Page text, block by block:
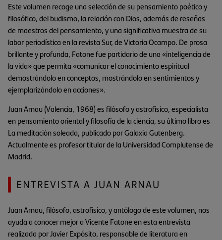
Este volumen recoge una selección de su pensamiento poético y
filosófico, del budismo, la relación con Dios, además de reseñas
de maestros del pensamiento, y una significativa muestra de su
labor periodística en la revista Sur, de Victoria Ocampo. De prosa
brillante y profunda, Fatone fue partidario de una «inteligencia de
la vida» que permita «comunicar el conocimiento espiritual
demostrándolo en conceptos, mostrándolo en sentimientos y
ejemplarizándolo en acciones».
Juan Arnau (Valencia, 1968) es filósofo y astrofísico, especialista
en pensamiento oriental y filosofía de la ciencia, su último libro es
La meditación soleada, publicado por Galaxia Gutenberg.
Actualmente es profesor titular de la Universidad Complutense de
Madrid.
ENTREVISTA A JUAN ARNAU
Juan Arnau, filósofo, astrofísico, y antólogo de este volumen, nos
ayuda a conocer mejor a Vicente Fatone en esta entrevista
realizada por Javier Expósito, responsable de literatura en